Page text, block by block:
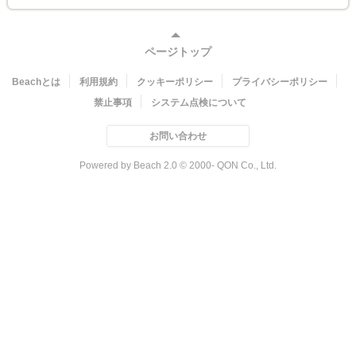
ページトップ
Beachとは 利用規約 クッキーポリシー
プライバシーポリシー
禁止事項
システム点検について
お問い合わせ
Powered by Beach 2.0 © 2000- QON Co., Ltd.